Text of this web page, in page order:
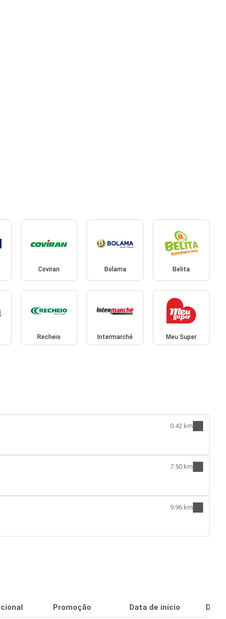
Coviran Bolama Belita
Recheio Intermarché Meu Super
0.42 km
7.50 km
9.96 km
Promoção Data de início Data